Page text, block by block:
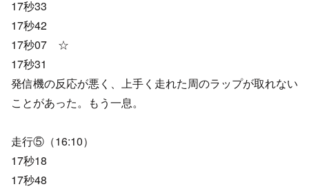
17秒33
17秒42
17秒07 ☆
17秒31
発信機の反応が悪く、上手く走れた周のラップが取れない
ことがあった。もう一息。
走行⑤（16:10）
17秒18
17秒48